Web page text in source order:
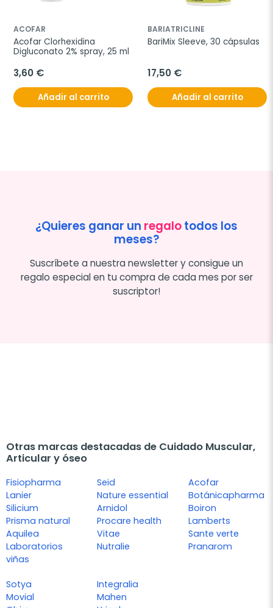
ACOFAR
Acofar Clorhexidina
Digluconato 2% spray, 25 ml
3,60 €
Añadir al carrito
BARIATRICLINE
BariMix Sleeve, 30 cápsulas
17,50 €
Añadir al carrito
¿Quieres ganar un regalotodos los
meses?
Suscríbete a nuestra newsletter y consigue un
regalo especial en tu compra de cada mes por ser
suscriptor!
Otras marcas destacadas de Cuidado Muscular,
Articular y óseo
Fisiopharma
Lanier
Silicium
Prisma natural
Aquilea
Laboratorios
viñas
Seid
Nature essential
Arnidol
Procare health
Vitae
Nutralie
Acofar
Botánicapharma
Boiron
Lamberts
Sante verte
Pranarom
Sotya
Movial
Integralia
Mahen